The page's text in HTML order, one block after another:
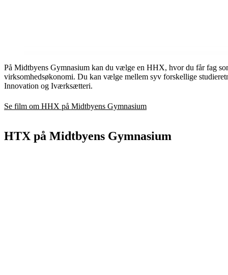
På Midtbyens Gymnasium kan du vælge en HHX, hvor du får fag
virksomhedsøkonomi. Du kan vælge mellem syv forskellige
Innovation og Iværksætteri.
Se film om HHX på Midtbyens Gymnasium
HTX på Midtbyens Gymnasium